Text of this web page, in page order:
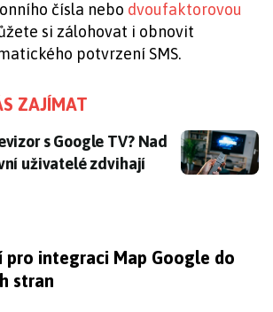
čísla nebo dvoufaktorovou
si zálohovat i obnovit
potvrzení SMS.
ZAJÍMAT
s Google TV? Nad novou
s Google TV? Nad
uživatelé zdvihají
pro integraci Map Google do
stran